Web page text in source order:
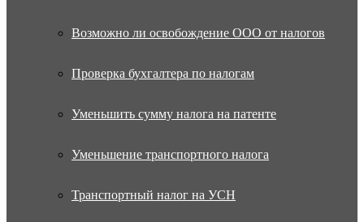
Возможно ли освобождение ООО от налогов
Проверка бухгалтера по налогам
Уменьшить сумму налога на патенте
Уменьшение транспортного налога
Транспортный налог на УСН